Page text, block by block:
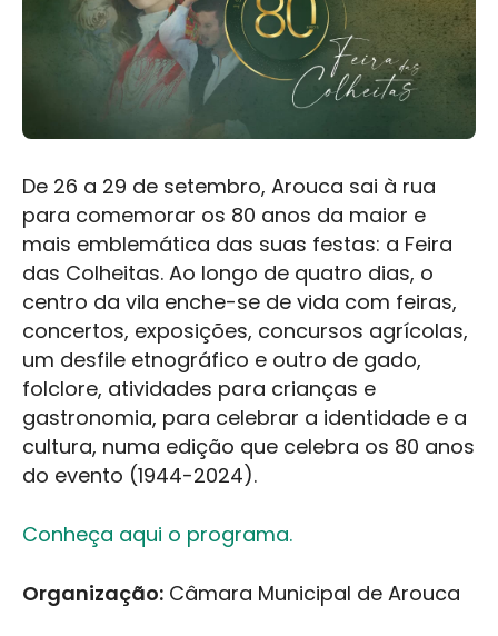
De 26 a 29 de setembro, Arouca sai à rua
para comemorar os 80 anos da maior e
mais emblemática das suas festas: a Feira
das Colheitas. Ao longo de quatro dias, o
centro da vila enche-se de vida com feiras,
concertos, exposições, concursos agrícolas,
um desfile etnográfico e outro de gado,
folclore, atividades para crianças e
gastronomia, para celebrar a identidade e a
cultura, numa edição que celebra os 80 anos
do evento (1944-2024).
Conheça aqui o programa.
Organização: Câmara Municipal de Arouca